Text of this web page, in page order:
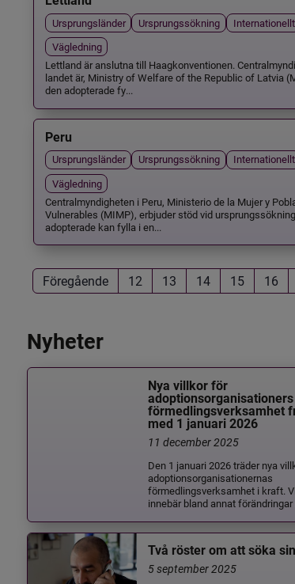
Ursprungsländer Ursprungssökning
Internationellt
Vägledning
Lettland är anslutna till Haagkonventionen.
landet är, Ministry of Welfare of the Republic of Latvia
den adopterade fy...
Peru
Ursprungsländer Ursprungssökning
Internationellt
Vägledning
Centralmyndigheten i Peru, Ministerio de la Mujer y
Vulnerables (MIMP), erbjuder stöd vid
adopterade kan fylla i en...
Föregående 12 13 14 15 16
Nyheter
Nya villkor för
adoptionsorganisationers
förmedlingsverksamhet
med 1 januari 2026
11 december 2025
Den 1 januari 2026 träder nya
adoptionsorganisationernas
förmedlingsverksamhet i kraft.
innebär bland annat förändringar
Två röster om att söka
5 september 2025